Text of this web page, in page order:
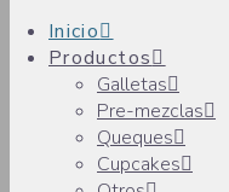
Inicio
Productos
Galletas
Pre-mezclas
Queques
Cupcakes